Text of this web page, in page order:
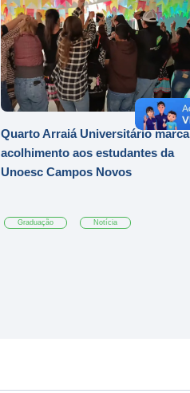
Quarto Arraiá Universitário marca
acolhimento aos estudantes da
Unoesc Campos Novos
Graduação Notícia